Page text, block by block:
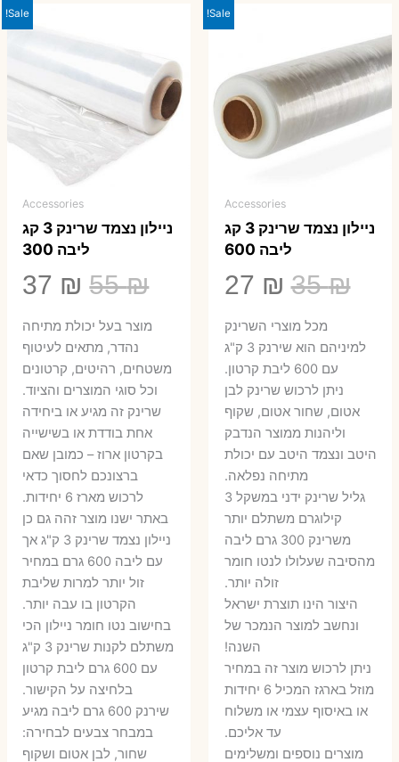
Sale!
Accessories
ניילון נצמד שרינק 3 קג
ליבה 600
35₪
המחיר
המקורי
היה:
35 ₪.
27 ₪
הנוכחי
הוא:
מכל מוצרי השרינק
למיניהם הוא שירנק 3 ק"ג
עם 600 ליבת קרטון.
ניתן לרכוש שרינק לבן
אטום, שחור אטום, שקוף
וליהנות ממוצר הנדבק
היטב ונצמד היטב עם יכולת
מתיחה נפלאה.
גליל שרינק ידני במשקל 3
קילוגרם משתלם יותר
משרינק 300 גרם ליבה
מהסיבה שעלולו לנטו חומר
זולה יותר.
היצור הינו תוצרת ישראל
ונחשב למוצר הנמכר של
השנה!
ניתן לרכוש מוצר זה במחיר
מוזל בארגז המכיל 6 יחידות
או באיסוף עצמי או משלוח
עד אליכם.
מוצרים נוספים ומשלימים
Sale!
Accessories
ניילון נצמד שרינק 3 קג
ליבה 300
55₪
המחיר
המקורי
היה:
55 ₪.
37 ₪
₪.
מוצר בעל יכולת מתיחה
נהדר, מתאים לעיטוף
משטחים, רהיטים, קרטונים
וכל סוגי המוצרים והציוד.
שרינק זה מגיע או ביחידה
אחת בודדת או בשישייה
בקרטון ארוז – כמובן שאם
ברצונכם לחסוך כדאי
לרכוש מארז 6 יחידות.
באתר ישנו מוצר זהה גם כן
ניילון נצמד שרינק 3 ק"ג אך
עם ליבה 600 גרם במחיר
זול יותר למרות שליבת
הקרטון בו עבה יותר.
בחישוב נטו חומר ניילון הכי
משתלם לקנות שרינק 3 ק"ג
עם 600 גרם ליבת קרטון
בלחיצה על הקישור.
שירנק 600 גרם ליבה מגיע
במבחר צבעים לבחירה:
שחור, לבן אטום ושקוף